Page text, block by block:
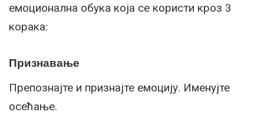
емоционална обука која се користи кроз 3
корака:
Признавање
Препознајте и признајте емоцију. Именујте
осећање.